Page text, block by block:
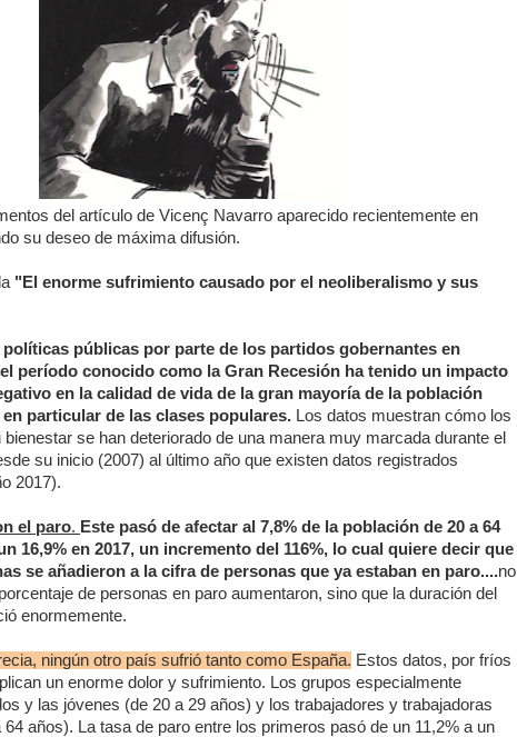
del artículo de Vicenç Navarro aparecido recientemente en
su deseo de máxima difusión.
"El enorme sufrimiento causado por el neoliberalismo y sus
políticas públicas por parte de los partidos gobernantes en
período conocido como la Gran Recesión ha tenido un impacto
en la calidad de vida de la gran mayoría de la población
particular de las clases populares. Los datos muestran cómo los
se han deteriorado de una manera muy marcada durante el
su inicio (2007) al último año que existen datos registrados
2017).
el paro. Este pasó de afectar al 7,8% de la población de 20 a 64
16,9% en 2017, un incremento del 116%, lo cual quiere decir que
se añadieron a la cifra de personas que ya estaban en paro....no
de personas en paro aumentaron, sino que la duración del
enormemente.
ningún otro país sufrió tanto como España. Estos datos, por fríos
un enorme dolor y sufrimiento. Los grupos especialmente
y las jóvenes (de 20 a 29 años) y los trabajadores y trabajadoras
años). La tasa de paro entre los primeros pasó de un 11,2% a un